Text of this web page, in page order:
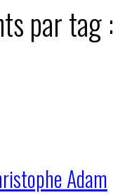
par tag :
Adam